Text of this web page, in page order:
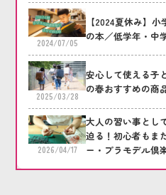
2024/07/05
【2024夏休み】
の本／低学年・中
2025/03/28
安心して使える子
の春おすすめの商
2026/04/17
大人の習い事とし
迫る！初心者もま
ー・プラモデル倶